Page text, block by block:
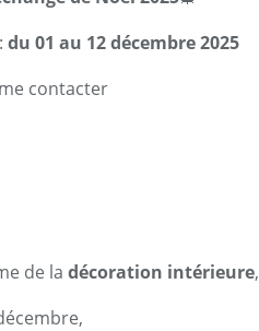
du 01 au 12 décembre 2025
contacter
de la décoration intérieure,